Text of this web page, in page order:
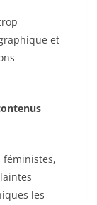
et
féministes,
les